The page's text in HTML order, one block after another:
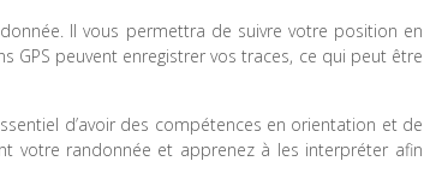
Il vous permettra de suivre votre position en
GPS peuvent enregistrer vos traces, ce qui peut être
d’avoir des compétences en orientation et de
votre randonnée et apprenez à les interpréter afin